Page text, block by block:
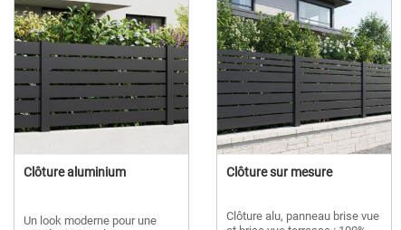
Clôture aluminium
Un look moderne pour une
Clôture sur mesure
Clôture alu, panneau brise vue